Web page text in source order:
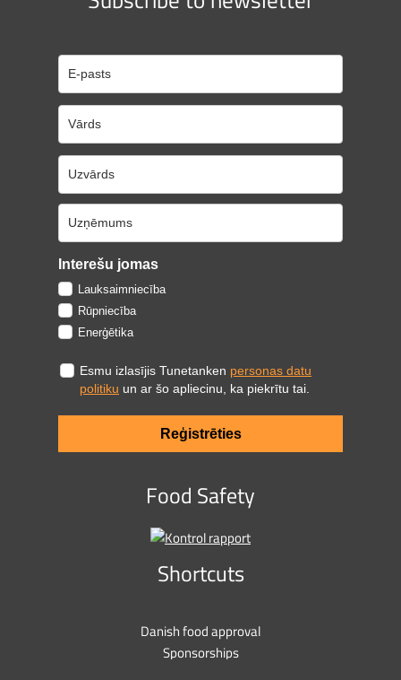
Interešu jomas
Lauksaimniecība
Rūpniecība
Enerģētika
Esmu izlasījis Tunetanken personas datu
politiku un ar šo apliecinu, ka piekrītu tai.
Reģistrēties
Food Safety
Shortcuts
Danish food approval
Sponsorships